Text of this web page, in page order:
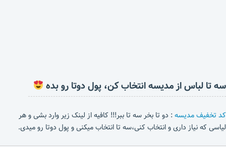
سه تا لباس از مدیسه انتخاب کن، پول دوتا رو بده
کد تخفیف مدیسه: دو تا بخر سه تا ببر!!! کافیه از لینک زیر وارد بشی و هر
لیاسی که نیاز داری و انتخاب کنی،سه تا انتخاب میکنی و پول دوتا رو میدی.